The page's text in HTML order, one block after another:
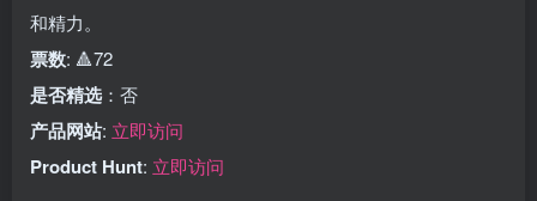
和精力。
票数: 🔺72
是否精选 ：否
产品网站: 立即访问
Product Hunt: 立即访问